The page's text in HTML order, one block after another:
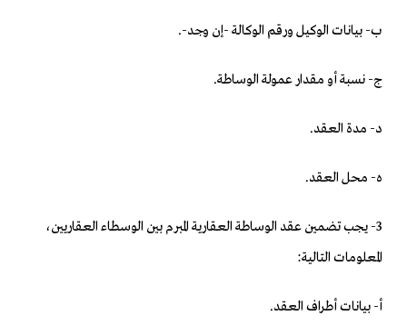
‌ب- بيانات الوكيل ورقم الوكالة -إن وجد-.
‌ج- نسبة أو مقدار عمولة الوساطة.
‌د- مدة العقد.
‌ه- محل العقد.
3- يجب تضمين عقد الوساطة العقارية المبرم بين الوسطاء العقاريين،
المعلومات التالية:
‌أ- بيانات أطراف العقد.